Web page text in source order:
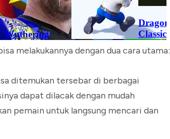
melakukannya dengan dua cara utama:
ditemukan tersebar di berbagai
dapat dilacak dengan mudah
pemain untuk langsung mencari dan